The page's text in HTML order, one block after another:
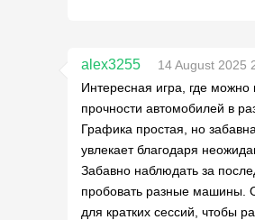
alex3255
14 August 2025
Интересная игра, где
прочности автомобилей в
Графика простая, но
увлекает благодаря
Забавно наблюдать за
пробовать разные машины.
для кратких сессий, чтобы